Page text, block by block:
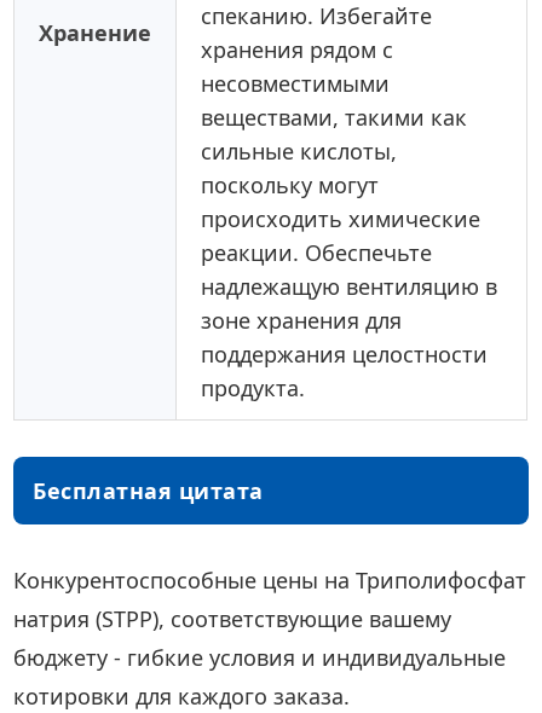
Хранение
спеканию. Избегайте
хранения рядом с
несовместимыми
веществами, такими как
сильные кислоты,
поскольку могут
происходить химические
реакции. Обеспечьте
надлежащую вентиляцию в
зоне хранения для
поддержания целостности
продукта.
Бесплатная цитата
Конкурентоспособные цены на Триполифосфат
натрия (STPP), соответствующие вашему
бюджету - гибкие условия и индивидуальные
котировки для каждого заказа.